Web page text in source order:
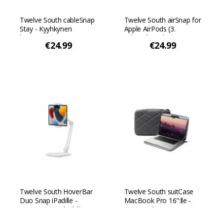
Twelve South cableSnap
Stay - Kyyhkynen
harmaa
€24.99
Twelve South airSnap for
Apple AirPods (3.
sukupolvi) + langaton
latauskotelo - Musta
€24.99
Twelve South HoverBar
Duo Snap iPadille -
Twelve South suitCase
MacBook Pro 16":lle -